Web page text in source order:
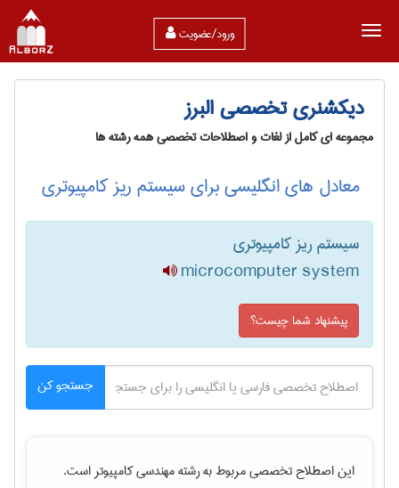
ورود/عضویت
دیکشنری تخصصی البرز
مجموعه ای کامل از لغات و اصطلاحات تخصصی همه رشته ها
معادل های انگلیسی برای سیستم ریز کامپیوتری
سیستم ریز کامپیوتری
microcomputer system
پیشنهاد شما چیست؟
جستجو کن
این اصطلاح تخصصی مربوط به رشتهمهندسی كامپيوتراست.